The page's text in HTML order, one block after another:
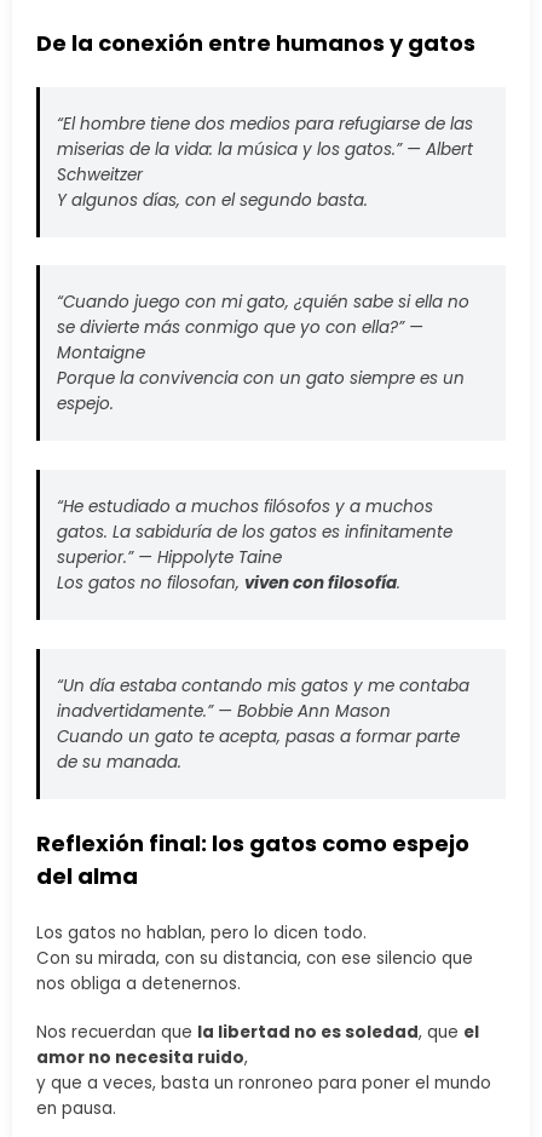
De la conexión entre humanos y gatos
“El hombre tiene dos medios para refugiarse de las
miserias de la vida: la música y los gatos.” — Albert
Schweitzer
Y algunos días, con el segundo basta.
“Cuando juego con mi gato, ¿quién sabe si ella no
se divierte más conmigo que yo con ella?” —
Montaigne
Porque la convivencia con un gato siempre es un
espejo.
“He estudiado a muchos filósofos y a muchos
gatos. La sabiduría de los gatos es infinitamente
superior.” — Hippolyte Taine
Los gatos no filosofan, viven con filosofía.
“Un día estaba contando mis gatos y me contaba
inadvertidamente.” — Bobbie Ann Mason
Cuando un gato te acepta, pasas a formar parte
de su manada.
Reflexión final: los gatos como espejo
del alma
Los gatos no hablan, pero lo dicen todo.
Con su mirada, con su distancia, con ese silencio que
nos obliga a detenernos.
Nos recuerdan que la libertad no es soledad, que el
amor no necesita ruido,
y que a veces, basta un ronroneo para poner el mundo
en pausa.